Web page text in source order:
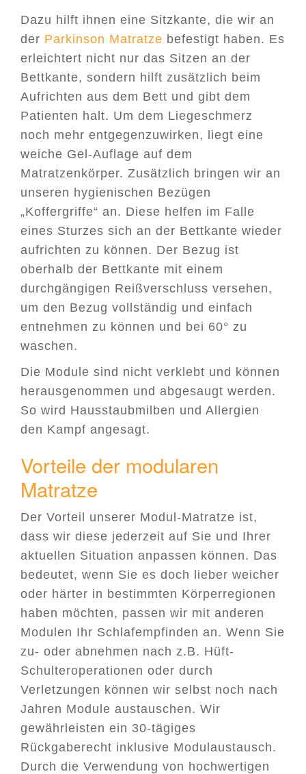
Dazu hilft ihnen eine Sitzkante, die wir an
der Parkinson Matratze befestigt haben. Es
erleichtert nicht nur das Sitzen an der
Bettkante, sondern hilft zusätzlich beim
Aufrichten aus dem Bett und gibt dem
Patienten halt. Um dem Liegeschmerz
noch mehr entgegenzuwirken, liegt eine
weiche Gel-Auflage auf dem
Matratzenkörper. Zusätzlich bringen wir an
unseren hygienischen Bezügen
„Koffergriffe“ an. Diese helfen im Falle
eines Sturzes sich an der Bettkante wieder
aufrichten zu können. Der Bezug ist
oberhalb der Bettkante mit einem
durchgängigen Reißverschluss versehen,
um den Bezug vollständig und einfach
entnehmen zu können und bei 60° zu
waschen.
Die Module sind nicht verklebt und können
herausgenommen und abgesaugt werden.
So wird Hausstaubmilben und Allergien
den Kampf angesagt.
Vorteile der modularen
Matratze
Der Vorteil unserer Modul-Matratze ist,
dass wir diese jederzeit auf Sie und Ihrer
aktuellen Situation anpassen können. Das
bedeutet, wenn Sie es doch lieber weicher
oder härter in bestimmten Körperregionen
haben möchten, passen wir mit anderen
Modulen Ihr Schlafempfinden an. Wenn Sie
zu- oder abnehmen nach z.B. Hüft-
Schulteroperationen oder durch
Verletzungen können wir selbst noch nach
Jahren Module austauschen. Wir
gewährleisten ein 30-tägiges
Rückgaberecht inklusive Modulaustausch.
Durch die Verwendung von hochwertigen